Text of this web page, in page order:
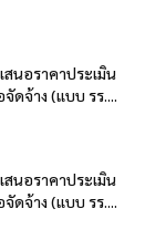
สนอราคาประเมิน
ดจ้าง (แบบ รร....
สนอราคาประเมิน
ดจ้าง (แบบ รร....